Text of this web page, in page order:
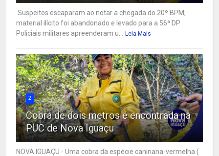
Suspeitos escaparam ao notar a chegada do 20º BPM;
material ilícito foi abandonado e levado para a 56ª DP
Policiais militares apreenderam u...
Leia Mais
2
Cobra de dois metros é encontrada na
PUC de Nova Iguaçu
NOVA IGUAÇU - Uma cobra da espécie caninana-vermelha (